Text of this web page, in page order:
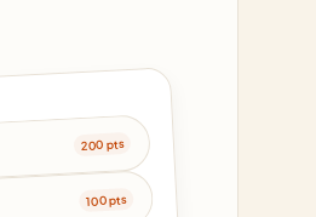
200 pts
100 pts